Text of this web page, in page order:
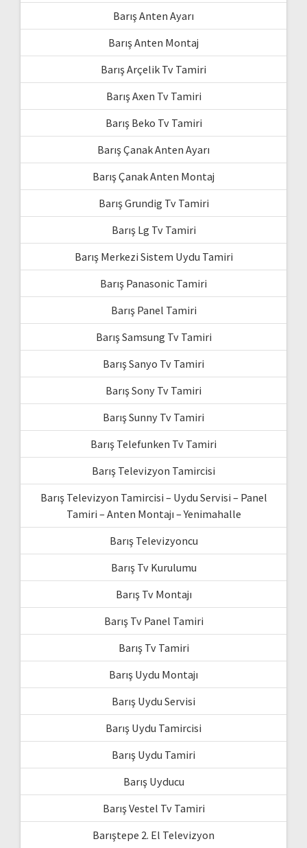
Barış Anten Ayarı
Barış Anten Montaj
Barış Arçelik Tv Tamiri
Barış Axen Tv Tamiri
Barış Beko Tv Tamiri
Barış Çanak Anten Ayarı
Barış Çanak Anten Montaj
Barış Grundig Tv Tamiri
Barış Lg Tv Tamiri
Barış Merkezi Sistem Uydu Tamiri
Barış Panasonic Tamiri
Barış Panel Tamiri
Barış Samsung Tv Tamiri
Barış Sanyo Tv Tamiri
Barış Sony Tv Tamiri
Barış Sunny Tv Tamiri
Barış Telefunken Tv Tamiri
Barış Televizyon Tamircisi
Barış Televizyon Tamircisi – Uydu Servisi – Panel
Tamiri – Anten Montajı – Yenimahalle
Barış Televizyoncu
Barış Tv Kurulumu
Barış Tv Montajı
Barış Tv Panel Tamiri
Barış Tv Tamiri
Barış Uydu Montajı
Barış Uydu Servisi
Barış Uydu Tamircisi
Barış Uydu Tamiri
Barış Uyducu
Barış Vestel Tv Tamiri
Barıştepe 2. El Televizyon